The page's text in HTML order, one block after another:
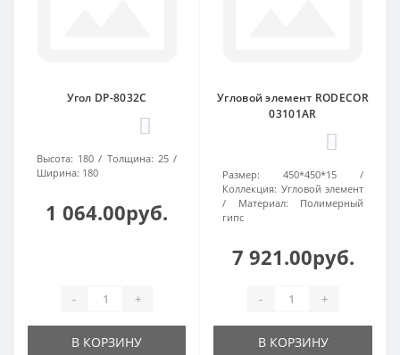
Угол DP-8032C
Высота: 180 Толщина: 25
Ширина: 180
1 064.00руб.
- +
В КОРЗИНУ
Угловой элемент RODECOR
03101AR
Размер:
450*450*15
Коллекция: Угловой элемент
Материал:
Полимерный
гипс
7 921.00руб.
- +
В КОРЗИНУ